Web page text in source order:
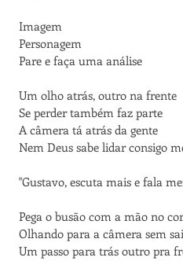
Imagem
Personagem
Pare e faça uma análise
Um olho atrás, outro na frente
Se perder também faz parte
A câmera tá atrás da gente
Nem Deus sabe lidar consigo
"Gustavo, escuta mais e fala
Pega o busão com a mão no
Olhando para a câmera sem
Um passo para trás outro pra